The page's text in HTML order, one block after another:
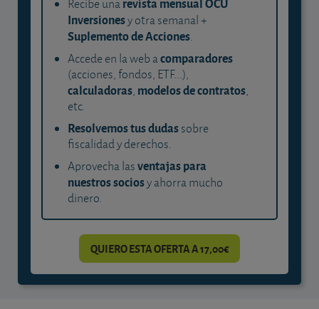
Recibe una
Inversionesy otra semanal +
Suplemento de Acciones.
Accede en la web acomparadores
(acciones, fondos, ETF...),
calculadoras, modelos de contratos,
etc.
Resolvemos tus dudassobre
fiscalidad y derechos.
Aprovecha lasventajas para
nuestros sociosy ahorra mucho
dinero.
QUIERO ESTA OFERTA A 17,00€